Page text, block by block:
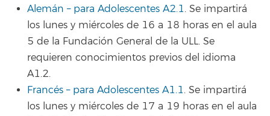
Alemán – para Adolescentes A2.1. Se impartirá
los lunes y miércoles de 16 a 18 horas en el aula
5 de la Fundación General de la ULL. Se
requieren conocimientos previos del idioma
A1.2.
Francés – para Adolescentes A1.1. Se impartirá
los lunes y miércoles de 17 a 19 horas en el aula